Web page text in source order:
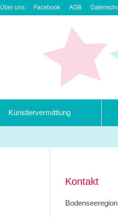
Über uns Facebook AGB
Künstlervermittlung
Kontakt